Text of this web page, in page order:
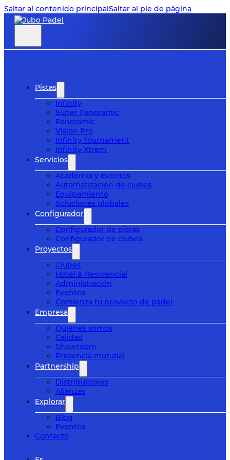
Saltar al contenido principalSaltar al pie de página
Pistas
Infinity
Super Panoramic
Panoramic
Vision Pro
Infinity Tournament
Infinity Xtrem
Servicios
Academia y eventos
Automatización de clubes
Equipamiento
Soluciones globales
Configurador
Configurador de pistas
Configurador de clubes
Proyectos
Clubes
Hotel & Residencial
Administración
Eventos
Comienza tu proyecto de pádel
Empresa
Quiénes somos
Calidad
Showroom
Presencia mundial
Partnership
Distribuidores
Alianzas
Explorar
Blog
Eventos
Contacto